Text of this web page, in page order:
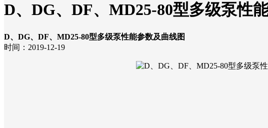
D、DG、DF、MD25-80型多级泵性
D、DG、DF、MD25-80型多级泵性能参数及曲线图
时间：2019-12-19